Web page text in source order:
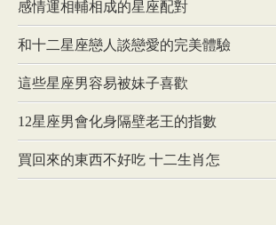
感情運相輔相成的星座配對
和十二星座戀人談戀愛的完美體驗
這些星座男容易被妹子喜歡
12星座男會化身隔壁老王的指數
買回來的東西不好吃 十二生肖怎